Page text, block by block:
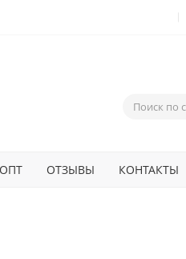
ОПТ ОТЗЫВЫ КОНТАКТЫ